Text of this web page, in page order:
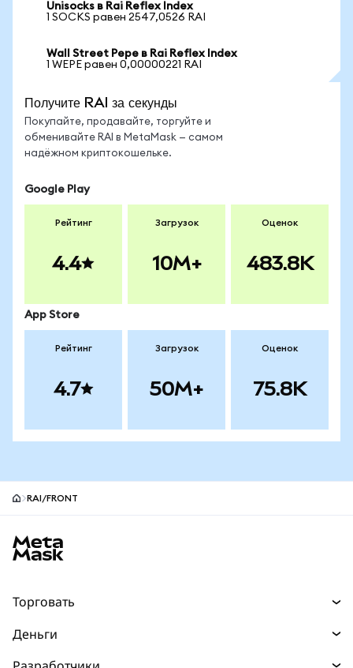
Unisocks в Rai Reflex Index
1 SOCKS равен 2547,0526 RAI
Wall Street Pepe в Rai Reflex Index
1 WEPE равен 0,00000221 RAI
Получите RAI за секунды
Покупайте, продавайте, торгуйте и
обменивайте RAI в MetaMask — самом
надёжном криптокошельке.
Google Play
Рейтинг
4.4
Загрузок
10M+
Оценок
483.8K
App Store
Рейтинг
4.7
Загрузок
50M+
Оценок
75.8K
RAI/FRONT
Торговать
Деньги